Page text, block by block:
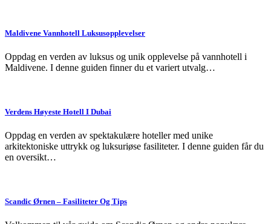
Maldivene Vannhotell Luksusopplevelser
Oppdag en verden av luksus og unik opplevelse på vannhotell i
Maldivene. I denne guiden finner du et variert utvalg…
Verdens Høyeste Hotell I Dubai
Oppdag en verden av spektakulære hoteller med unike
arkitektoniske uttrykk og luksuriøse fasiliteter. I denne guiden får du
en oversikt…
Scandic Ørnen – Fasiliteter Og Tips